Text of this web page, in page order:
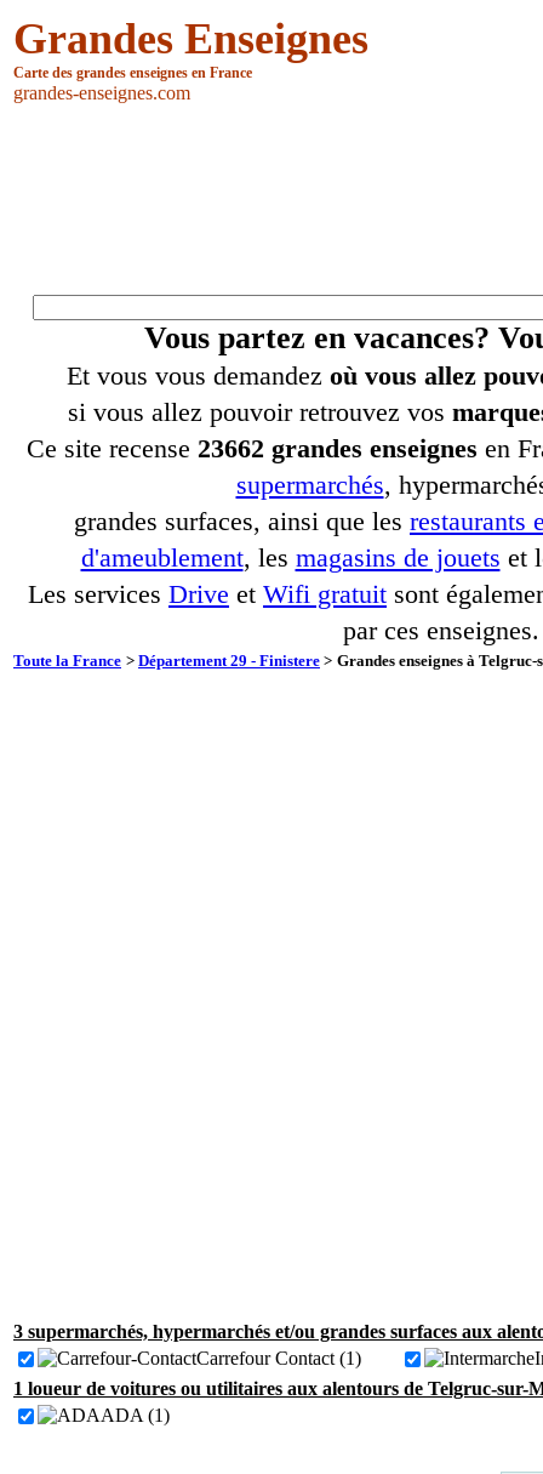
Grandes Enseignes
Carte des grandes enseignes en France
grandes-enseignes.com
Vous partez en vacances?
Et vous vous demandez où vous allez
si vous allez pouvoir retrouvez vos
Ce site recense 23662 grandes enseignes en
supermarchés,
grandes surfaces, ainsi que les restaurants
d'ameublement, les magasins de jouets et
Les services Drive et Wifi gratuit sont
par ces enseignes.
Toute la France > Département 29 - Finistere > Grandes enseignes à
3 supermarchés, hypermarchés et/ou grandes surfaces aux
Carrefour Contact (1)
1 loueur de voitures ou utilitaires aux alentours de Telgruc-sur-
ADA (1)